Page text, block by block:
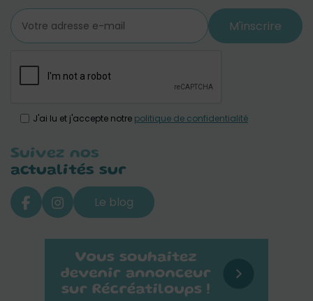
M'inscrire
J'ai lu et j'accepte notre politique de confidentialité
Suivez nos
actualités sur
Le blog